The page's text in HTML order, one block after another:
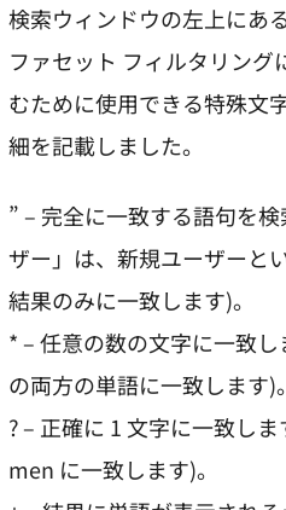
検索ウィンドウの左上にあ
ファセット フィルタリング
むために使用できる特殊文
細を記載しました。
” – 完全に一致する語句を
ザー」は、新規ユーザーと
結果のみに一致します)。
* – 任意の数の文字に一致
の両方の単語に一致します)。
? – 正確に 1 文字に一致し
men に一致します)。